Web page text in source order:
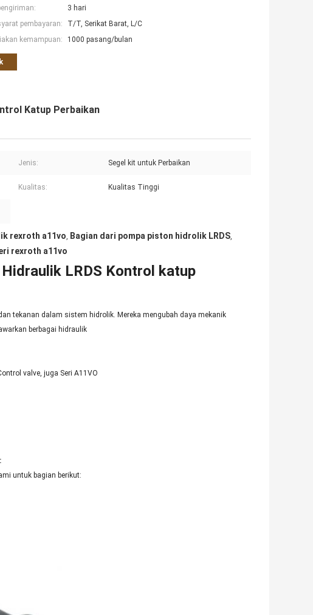
3 hari
pembayaran:
T/T, Serikat Barat, L/C
kemampuan:
1000 pasang/bulan
Katup Perbaikan
Jenis: Segel kit untuk Perbaikan
Kualitas: Kualitas Tinggi
rexroth a11vo, Bagian dari pompa piston hidrolik LRDS,
rexroth a11vo
LRDS Kontrol katup
tekanan dalam sistem hidrolik. Mereka mengubah daya mekanik
berbagai hidraulik
valve, juga Seri A11VO
untuk bagian berikut: